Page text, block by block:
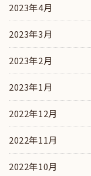
2023年4月
2023年3月
2023年2月
2023年1月
2022年12月
2022年11月
2022年10月